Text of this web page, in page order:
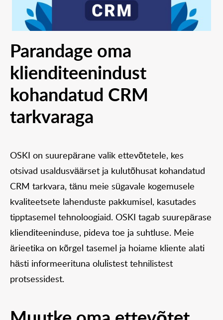
Parandage oma
klienditeenindust
kohandatud CRM
tarkvaraga
OSKI on suurepärane valik ettevõtetele, kes
otsivad usaldusväärset ja kulutõhusat kohandatud
CRM tarkvara, tänu meie sügavale kogemusele
kvaliteetsete lahenduste pakkumisel, kasutades
tipptasemel tehnoloogiaid. OSKI tagab suurepärase
klienditeeninduse, pideva toe ja suhtluse. Meie
ärieetika on kõrgel tasemel ja hoiame kliente alati
hästi informeerituna olulistest tehnilistest
protsessidest.